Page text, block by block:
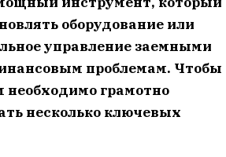
оборудование или
управление заемными
проблемам. Чтобы
грамотно
несколько ключевых